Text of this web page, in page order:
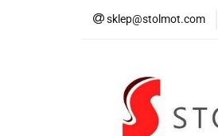
sklep@stolmot.com